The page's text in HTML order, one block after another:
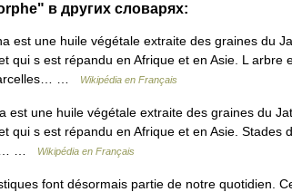
в других словарях:
est une huile végétale extraite des graines du
qui s est répandu en Afrique et en Asie. L arbre
…
Wikipédia en Français
est une huile végétale extraite des graines du
qui s est répandu en Afrique et en Asie. Stades
…
Wikipédia en Français
font désormais partie de notre quotidien.